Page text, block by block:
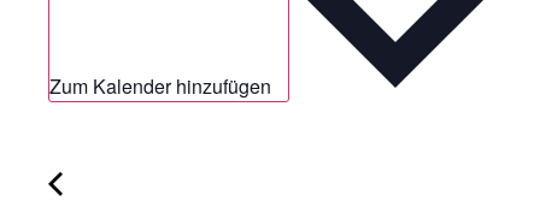
Zum Kalender hinzufügen